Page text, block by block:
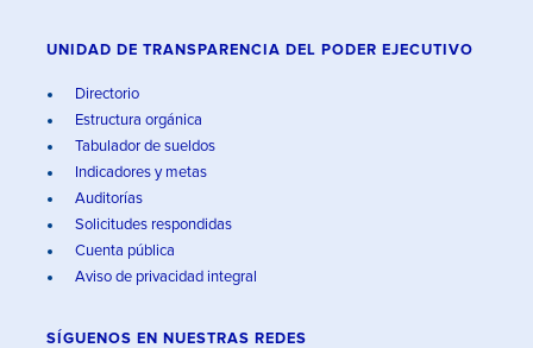
UNIDAD DE TRANSPARENCIA DEL PODER EJECUTIVO
Directorio
Estructura orgánica
Tabulador de sueldos
Indicadores y metas
Auditorías
Solicitudes respondidas
Cuenta pública
Aviso de privacidad integral
SÍGUENOS EN NUESTRAS REDES